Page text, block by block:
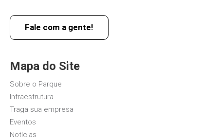
Fale com a gente!
Mapa do Site
Sobre o Parque
Infraestrutura
Traga sua empresa
Eventos
Notícias